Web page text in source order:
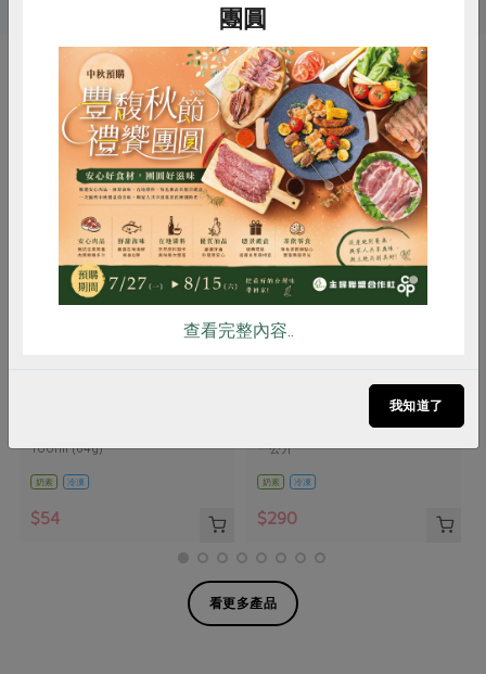
你可能有興趣的產品
100ml (64g)
奶素 冷凍
$54
巧克力鮮乳冰淇淋(四
一公升
奶素 冷凍
$290
看更多產品
惜食 RPET 食譜 減硝酸鹽
雞蛋 食安 共同購買
團圓
查看完整內容..
我知道了